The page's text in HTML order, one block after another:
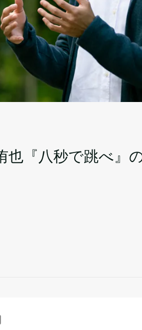
也『八秒で跳べ』